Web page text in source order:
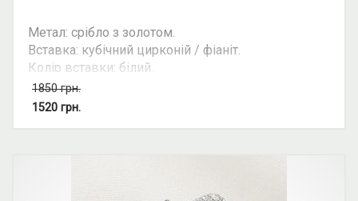
Метал: срібло з золотом.
Вставка: кубічний цирконій / фіаніт.
Колір вставки: білий.
Вид: з 1 камінням.
Можливість комплекту: так.
1850грн.
1520 грн.